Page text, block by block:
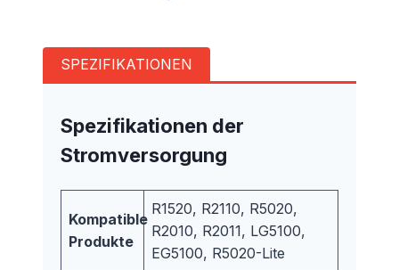
SPEZIFIKATIONEN
Spezifikationen der
Stromversorgung
Kompatible
Produkte
R1520, R2110, R5020,
R2010, R2011, LG5100,
EG5100, R5020-Lite